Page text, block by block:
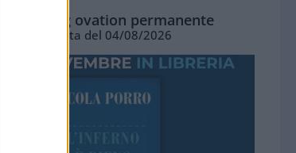
La standing ovation permanente
Vignetta del 04/08/2026